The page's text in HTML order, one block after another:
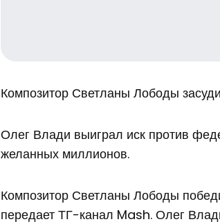
Композитор Светланы Лободы
Олег Влади выиграл иск против
желанных миллионов.
Композитор Светланы Лободы
передает ТГ-канал Mash. Олег